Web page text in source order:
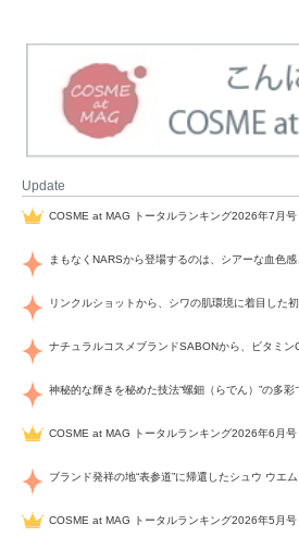
Update
COSME at MAG トータルランキング2026年7月号
COSME at MAG トータルランキング2026年6月号
COSME at MAG トータルランキング2026年5月号